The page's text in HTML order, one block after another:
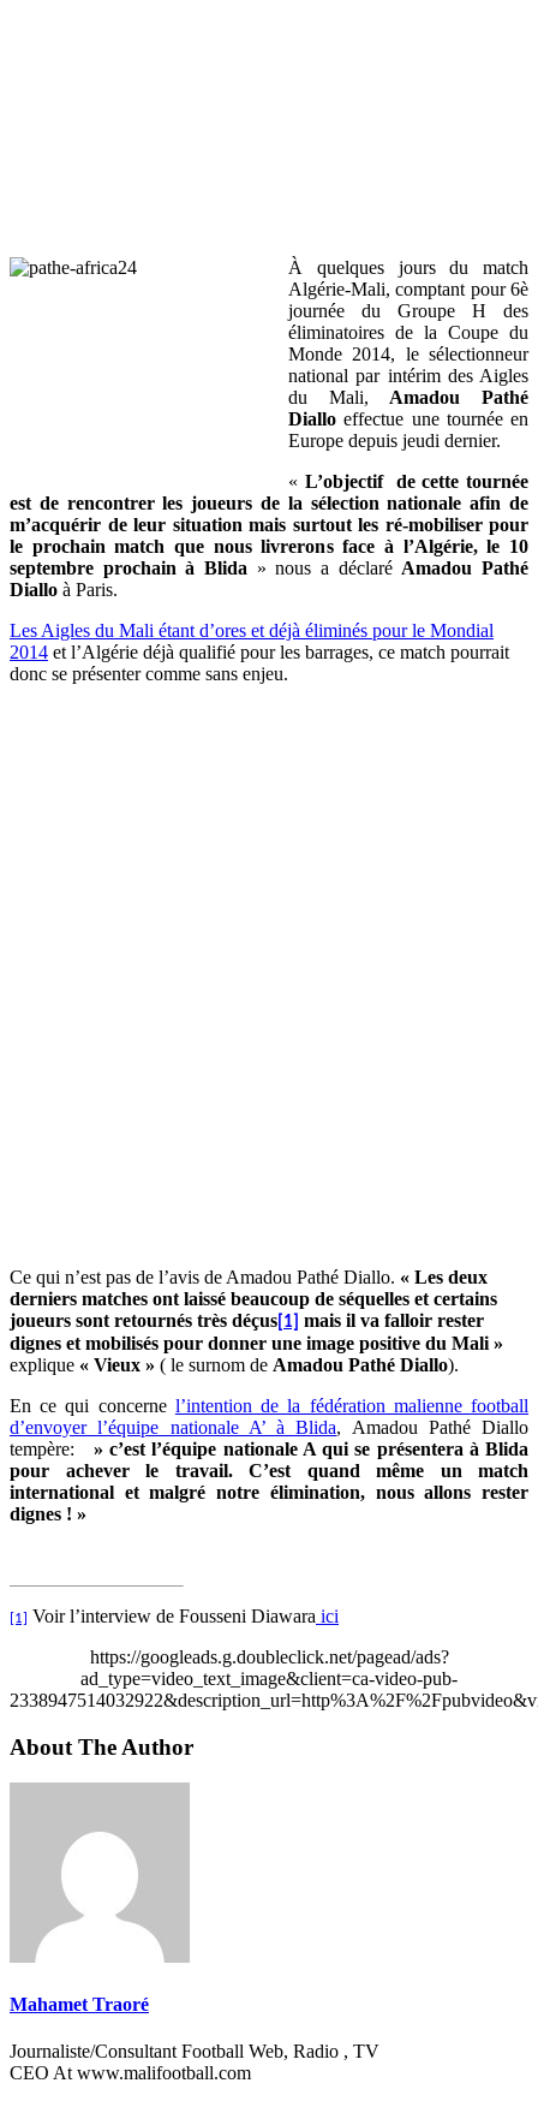
À quelques jours du match
Algérie-Mali, comptant pour 6è
journée du Groupe H des
éliminatoires de la Coupe du
Monde 2014, le sélectionneur
national par intérim des Aigles
du Mali, Amadou Pathé
Dialloeffectue une tournée en
Europe depuis jeudi dernier.
« L’objectif de cette tournée
est de rencontrer les joueurs de la sélection nationale afin de
m’acquérir de leur situation mais surtout les ré-mobiliser pour
le prochain match que nous livrerons face à l’Algérie, le 10
septembre prochain à Blida » nous a déclaré Amadou Pathé
Diallo à Paris.
Les Aigles du Mali étant d’ores et déjà éliminés pour le Mondial
2014 et l’Algérie déjà qualifié pour les barrages, ce match pourrait
donc se présenter comme sans enjeu.
Ce qui n’est pas de l’avis de Amadou Pathé Diallo. « Les deux
derniers matches ont laissé beaucoup de séquelles et certains
joueurs sont retournés très déçus [1]
mais il va falloir rester
dignes et mobilisés pour donner une image positive du Mali »
explique « Vieux » ( le surnom de Amadou Pathé Diallo).
En ce qui concerne l’intention de la fédération malienne football
d’envoyer l’équipe nationale A’ à Blida, Amadou Pathé Diallo
tempère:
» c’est l’équipe nationale A qui se présentera à Blida
pour achever le travail. C’est quand même un match
international et malgré notre élimination, nous allons rester
dignes ! »
[1] Voir l’interview de Fousseni Diawara ici
https://googleads.g.doubleclick.net/pagead/ads?
ad_type=video_text_image&client=ca-video-pub-
About The Author
Mahamet Traoré
Journaliste/Consultant Football Web, Radio , TV
CEO At www.malifootball.com